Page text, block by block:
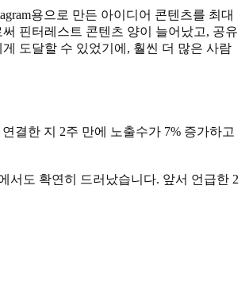
용으로 만든 아이디어 콘텐츠를 최대
핀터레스트 콘텐츠 양이 늘어났고, 공유
도달할 수 있었기에, 훨씬 더 많은 사람
결한 지 2주 만에 노출수가 7% 증가하고
서도 확연히 드러났습니다. 앞서 언급한 2